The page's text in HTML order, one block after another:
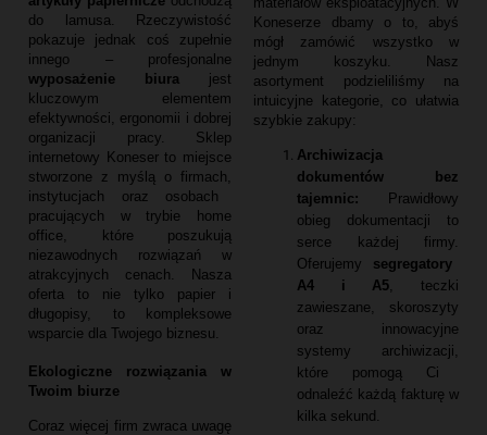
do lamusa. Rzeczywistość
pokazuje jednak coś zupełnie
innego – profesjonalne
wyposażenie biura jest
kluczowym elementem
efektywności, ergonomii i dobrej
organizacji pracy. Sklep
internetowy Koneser to miejsce
stworzone z myślą o firmach,
instytucjach oraz osobach
pracujących w trybie home
office,
które poszukują
niezawodnych rozwiązań w
atrakcyjnych cenach.
Nasza
oferta to nie tylko papier i
długopisy,
to kompleksowe
wsparcie dla Twojego biznesu.
Ekologiczne rozwiązania w
Twoim biurze
Coraz więcej firm zwraca uwagę
Koneserze dbamy o to,
abyś
mógł zamówić wszystko w
jednym koszyku.
Nasz
asortyment podzieliliśmy na
intuicyjne kategorie,
co ułatwia
szybkie zakupy:
Archiwizacja
dokumentów bez
tajemnic: Prawidłowy
obieg dokumentacji to
serce każdej firmy.
Oferujemy segregatory
A4 i A5
teczki
zawieszane,
skoroszyty
oraz innowacyjne
systemy archiwizacji,
które pomogą Ci
odnaleźć każdą fakturę w
kilka sekund.